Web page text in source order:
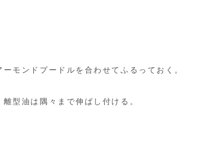
モンドプードルを合わせてふるっておく。
型油は隅々まで伸ばし付ける。